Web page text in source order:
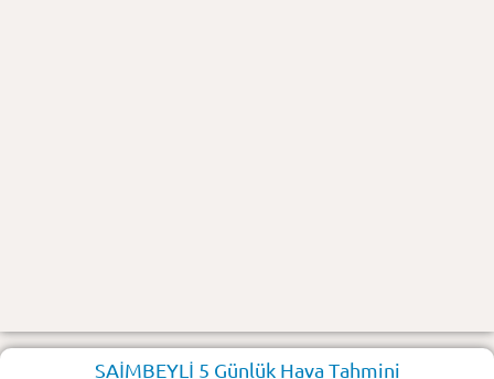
SAİMBEYLİ 5 Günlük Hava Tahmini